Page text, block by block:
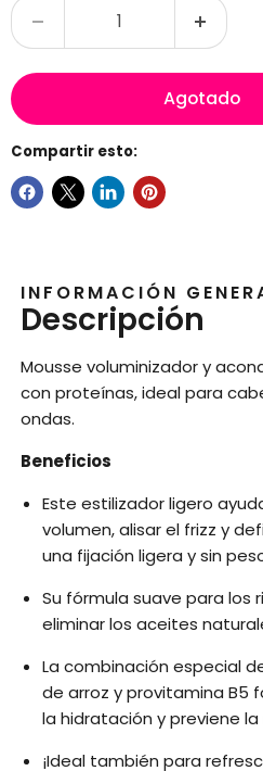
Agotado
Compartir esto:
INFORMACIÓN
Descripción
Mousse voluminizador y
con proteínas, ideal para
ondas.
Beneficios
Este estilizador ligero
volumen, alisar el frizz y
una fijación ligera y sin
Su fórmula suave para los
eliminar los aceites
La combinación especial
de arroz y provitamina B5
la hidratación y previene la
¡Ideal también para